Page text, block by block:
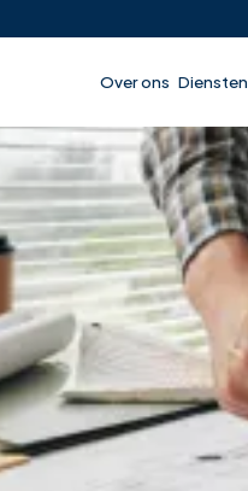
Over ons Diensten